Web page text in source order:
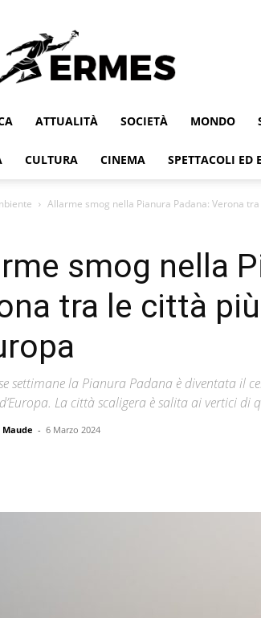
ATTUALITÀ SOCIETÀ MONDO
CULTURA CINEMA SPETTACOLI ED
Allarme smog nella Pianura Padana: Verona
smog nella
tra le città
settimane la Pianura Padana è diventata il
La città scaligera è salita ai vertici di
- 6 Marzo 2024